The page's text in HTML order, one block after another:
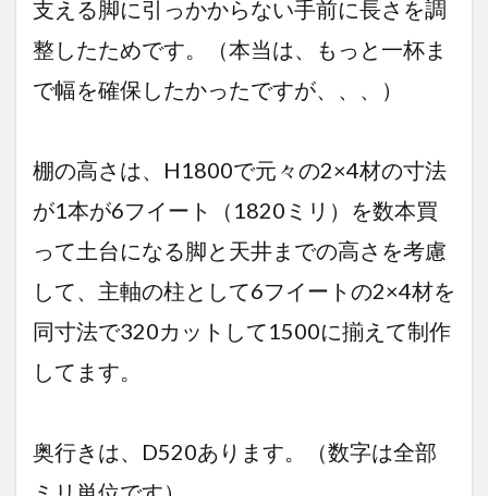
支える脚に引っかからない手前に長さを調
整したためです。（本当は、もっと一杯ま
で幅を確保したかったですが、、、）
棚の高さは、H1800で元々の2×4材の寸法
が1本が6フイート（1820ミリ）を数本買
って土台になる脚と天井までの高さを考慮
して、主軸の柱として6フイートの2×4材を
同寸法で320カットして1500に揃えて制作
してます。
奥行きは、D520あります。（数字は全部